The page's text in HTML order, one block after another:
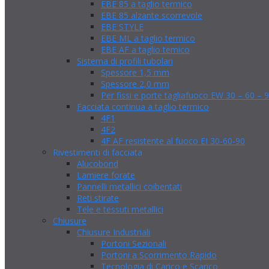
EBE 85 a taglio termico
EBE 85 alzante scorrevole
EBE STYLE
EBE ML a taglio termico
EBE AF a taglio temico
Sistema di profili tubolari
Spessore 1,5 mm
Spessore 2,0 mm
Per fissi e porte tagliafuoco EW 30 – 60 –
Facciata continua a taglio termico
4F1
4F2
4F AF resistente al fuoco EI 30-60-90
Rivestimenti di facciata
Alucobond
Lamiere forate
Pannelli metallici coibentati
Reti stirate
Tele e tessuti metallici
Chiusure
Chiusure Industriali
Portoni Sezionali
Portoni a Scorrimento Rapido
Tecnologia di Carico e Scarico